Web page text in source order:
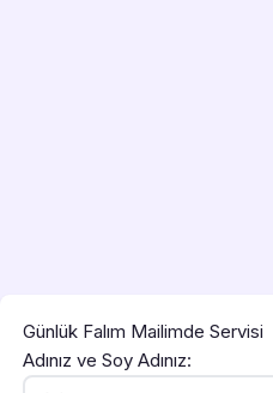
Günlük Falım Mailimde Servisi
Adınız ve Soy Adınız: